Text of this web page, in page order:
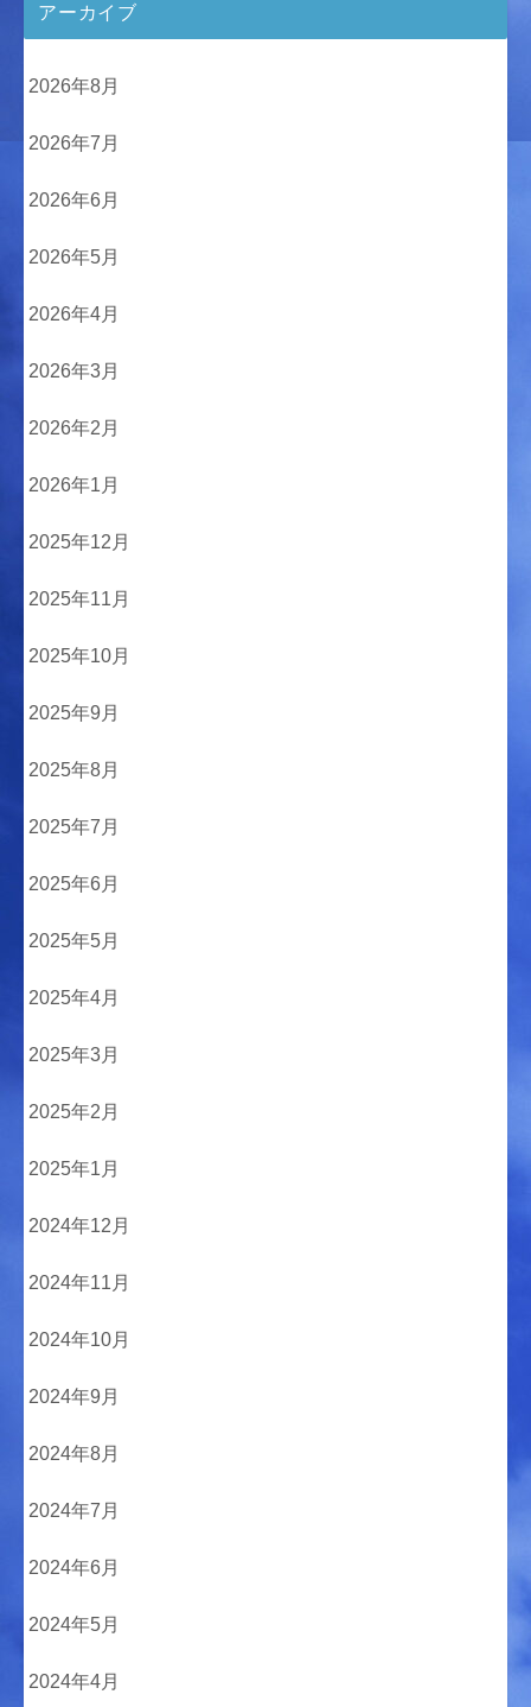
アーカイブ
2026年8月
2026年7月
2026年6月
2026年5月
2026年4月
2026年3月
2026年2月
2026年1月
2025年12月
2025年11月
2025年10月
2025年9月
2025年8月
2025年7月
2025年6月
2025年5月
2025年4月
2025年3月
2025年2月
2025年1月
2024年12月
2024年11月
2024年10月
2024年9月
2024年8月
2024年7月
2024年6月
2024年5月
2024年4月